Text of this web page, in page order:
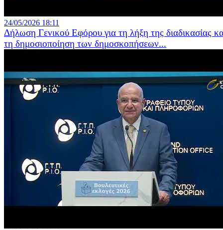
24/05/2026 18:11
Δήλωση Γενικού Εφόρου για τη λήξη της διαδικασίας
τη δημοσιοποίηση των δημοσκοπήσεων...